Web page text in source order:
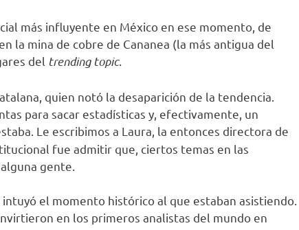
más influyente en México en ese momento, de
la mina de cobre de Cananea (la más antigua del
del trending topic.
quien notó la desaparición de la tendencia.
para sacar estadísticas y, efectivamente, un
Le escribimos a Laura, la entonces directora de
fue admitir que, ciertos temas en las
gente.
el momento histórico al que estaban asistiendo.
en los primeros analistas del mundo en